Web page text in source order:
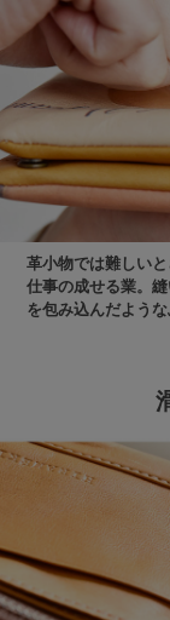
革小物では難しい
仕事の成せる業。
を包み込んだよう